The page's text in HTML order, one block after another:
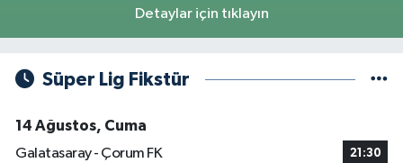
Detaylar için tıklayın
Süper Lig Fikstür
14 Ağustos, Cuma
Galatasaray - Çorum FK
21:30